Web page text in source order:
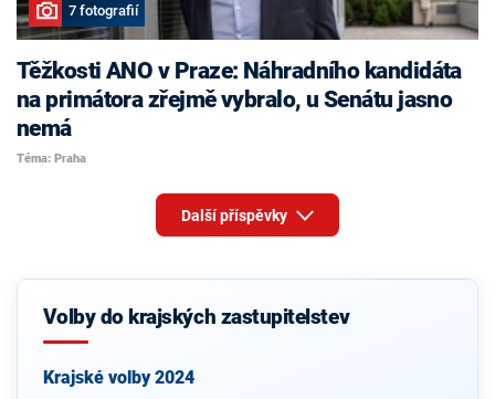
7 fotografií
Těžkosti ANO v Praze: Náhradního kandidáta
na primátora zřejmě vybralo, u Senátu jasno
nemá
Téma: Praha
Další příspěvky
Volby do krajských zastupitelstev
Krajské volby 2024